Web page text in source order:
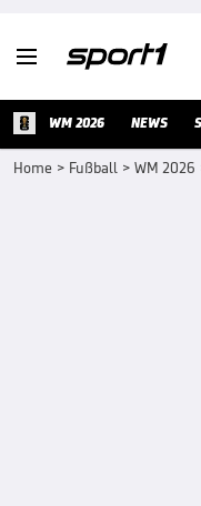

WM 2026 NEWS
Home > Fußball > WM 2026